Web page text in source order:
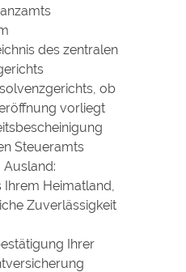
des zentralen
ob
vorliegt
Steueramts
Ausland:
Ihrem Heimatland,
Zuverlässigkeit
Ihrer